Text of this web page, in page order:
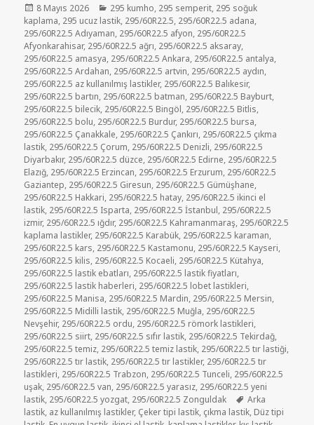
Yayın
tarihi
8 Mayıs 2026 Kategoriler
295 kumho, 295 semperit, 295 soğuk
kaplama, 295 ucuz lastik, 295/60R22.5, 295/60R22.5 adana,
295/60R22.5 Adıyaman, 295/60R22.5 afyon, 295/60R22.5
Afyonkarahisar, 295/60R22.5 ağrı, 295/60R22.5 aksaray,
295/60R22.5 amasya, 295/60R22.5 Ankara, 295/60R22.5 antalya,
295/60R22.5 Ardahan, 295/60R22.5 artvin, 295/60R22.5 aydın,
295/60R22.5 az kullanılmış lastikler, 295/60R22.5 Balıkesir,
295/60R22.5 bartın, 295/60R22.5 batman, 295/60R22.5 Bayburt,
295/60R22.5 bilecik, 295/60R22.5 Bingöl, 295/60R22.5 Bitlis,
295/60R22.5 bolu, 295/60R22.5 Burdur, 295/60R22.5 bursa,
295/60R22.5 Çanakkale, 295/60R22.5 Çankırı, 295/60R22.5 çıkma
lastik, 295/60R22.5 Çorum, 295/60R22.5 Denizli, 295/60R22.5
Diyarbakır, 295/60R22.5 düzce, 295/60R22.5 Edirne, 295/60R22.5
Elazığ, 295/60R22.5 Erzincan, 295/60R22.5 Erzurum, 295/60R22.5
Gaziantep, 295/60R22.5 Giresun, 295/60R22.5 Gümüşhane,
295/60R22.5 Hakkari, 295/60R22.5 hatay, 295/60R22.5 ikinci el
lastik, 295/60R22.5 Isparta, 295/60R22.5 İstanbul, 295/60R22.5
izmir, 295/60R22.5 ığdır, 295/60R22.5 Kahramanmaraş, 295/60R22.5
kaplama lastikler, 295/60R22.5 Karabük, 295/60R22.5 karaman,
295/60R22.5 kars, 295/60R22.5 Kastamonu, 295/60R22.5 Kayseri,
295/60R22.5 kilis, 295/60R22.5 Kocaeli, 295/60R22.5 Kütahya,
295/60R22.5 lastik ebatları, 295/60R22.5 lastik fiyatları,
295/60R22.5 lastik haberleri, 295/60R22.5 lobet lastikleri,
295/60R22.5 Manisa, 295/60R22.5 Mardin, 295/60R22.5 Mersin,
295/60R22.5 Midilli lastik, 295/60R22.5 Muğla, 295/60R22.5
Nevşehir, 295/60R22.5 ordu, 295/60R22.5 römork lastikleri,
295/60R22.5 siirt, 295/60R22.5 sıfır lastik, 295/60R22.5 Tekirdağ,
295/60R22.5 temiz, 295/60R22.5 temiz lastik, 295/60R22.5 tır lastiği,
295/60R22.5 tır lastik, 295/60R22.5 tır lastikler, 295/60R22.5 tır
lastikleri, 295/60R22.5 Trabzon, 295/60R22.5 Tunceli, 295/60R22.5
uşak, 295/60R22.5 van, 295/60R22.5 yarasız, 295/60R22.5 yeni
lastik, 295/60R22.5 yozgat, 295/60R22.5 Zonguldak Etiketler
Arka
lastik, az kullanılmış lastikler, Çeker tipi lastik, çıkma lastik, Düz tipi